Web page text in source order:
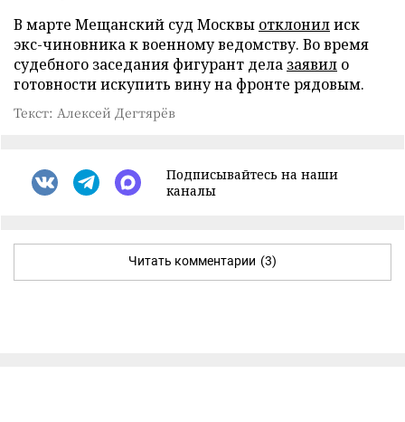
В марте Мещанский суд Москвы отклонилиск
экс-чиновника к военному ведомству. Во время
судебного заседания фигурант дела заявил о
готовности искупить вину на фронте рядовым.
Текст: Алексей Дегтярёв
Подписывайтесь на наши
каналы
Читать комментарии (3)